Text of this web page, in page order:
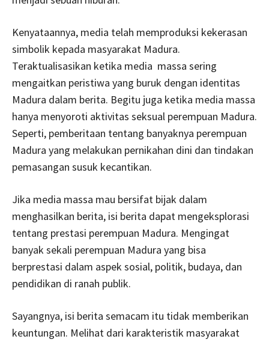
Kenyataannya, media telah memproduksi kekerasan
simbolik kepada masyarakat Madura.
Teraktualisasikan ketika media massa sering
mengaitkan peristiwa yang buruk dengan identitas
Madura dalam berita. Begitu juga ketika media massa
hanya menyoroti aktivitas seksual perempuan Madura.
Seperti, pemberitaan tentang banyaknya perempuan
Madura yang melakukan pernikahan dini dan tindakan
pemasangan susuk kecantikan.
Jika media massa mau bersifat bijak dalam
menghasilkan berita, isi berita dapat mengeksplorasi
tentang prestasi perempuan Madura. Mengingat
banyak sekali perempuan Madura yang bisa
berprestasi dalam aspek sosial, politik, budaya, dan
pendidikan di ranah publik.
Sayangnya, isi berita semacam itu tidak memberikan
keuntungan. Melihat dari karakteristik masyarakat